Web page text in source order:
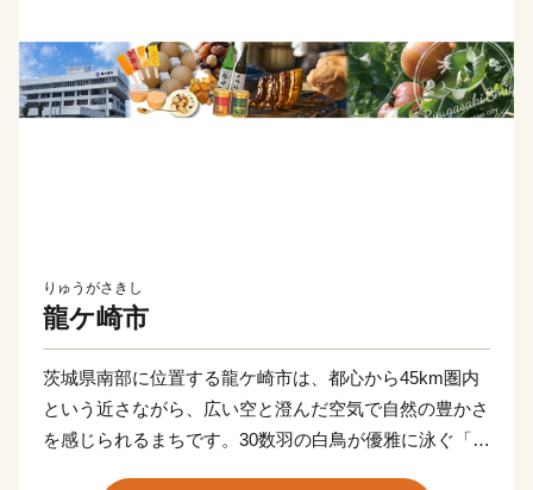
りゅうがさきし
龍ケ崎市
茨城県南部に位置する龍ケ崎市は、都心から45km圏内
という近さながら、広い空と澄んだ空気で自然の豊かさ
を感じられるまちです。30数羽の白鳥が優雅に泳ぐ「牛